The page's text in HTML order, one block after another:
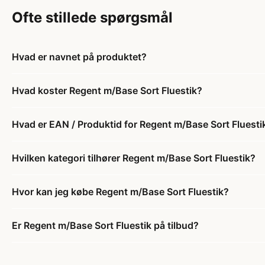
Ofte stillede spørgsmål
Hvad er navnet på produktet?
Hvad koster Regent m/Base Sort Fluestik?
Hvad er EAN / Produktid for Regent m/Base Sort
Hvilken kategori tilhører Regent m/Base Sort Fluestik?
Hvor kan jeg købe Regent m/Base Sort Fluestik?
Er Regent m/Base Sort Fluestik på tilbud?